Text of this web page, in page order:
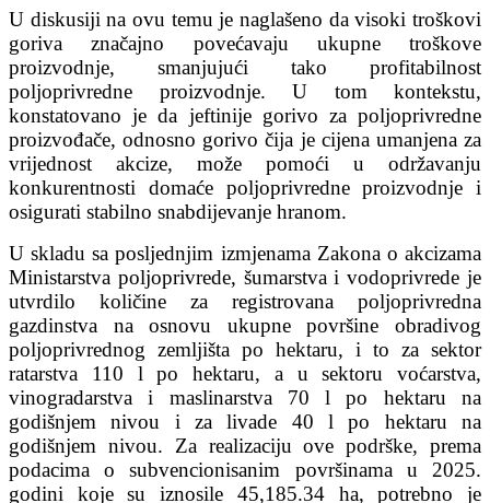
U diskusiji na ovu temu je naglašeno da visoki troškovi
goriva značajno povećavaju ukupne troškove
proizvodnje, smanjujući tako profitabilnost
poljoprivredne proizvodnje. U tom kontekstu,
konstatovano je da jeftinije gorivo za poljoprivredne
proizvođače, odnosno gorivo čija je cijena umanjena za
vrijednost akcize, može pomoći u održavanju
konkurentnosti domaće poljoprivredne proizvodnje i
osigurati stabilno snabdijevanje hranom.
U skladu sa posljednjim izmjenama Zakona o akcizama
Ministarstva poljoprivrede, šumarstva i vodoprivrede je
utvrdilo količine za registrovana poljoprivredna
gazdinstva na osnovu ukupne površine obradivog
poljoprivrednog zemljišta po hektaru, i to za sektor
ratarstva 110 l po hektaru, a u sektoru voćarstva,
vinogradarstva i maslinarstva 70 l po hektaru na
godišnjem nivou i za livade 40 l po hektaru na
godišnjem nivou. Za realizaciju ove podrške, prema
podacima o subvencionisanim površinama u 2025.
godini koje su iznosile 45,185.34 ha, potrebno je